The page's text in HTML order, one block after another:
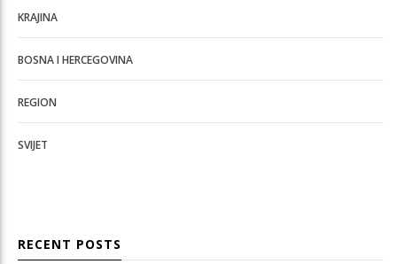
KRAJINA
BOSNA I HERCEGOVINA
REGION
SVIJET
RECENT POSTS